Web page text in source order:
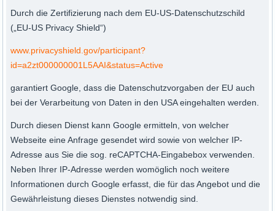
Durch die Zertifizierung nach dem EU-US-Datenschutzschild
(„EU-US Privacy Shield“)
www.privacyshield.gov/participant?
id=a2zt000000001L5AAI&status=Active
garantiert Google, dass die Datenschutzvorgaben der EU auch
bei der Verarbeitung von Daten in den USA eingehalten werden.
Durch diesen Dienst kann Google ermitteln, von welcher
Webseite eine Anfrage gesendet wird sowie von welcher IP-
Adresse aus Sie die sog. reCAPTCHA-Eingabebox verwenden.
Neben Ihrer IP-Adresse werden womöglich noch weitere
Informationen durch Google erfasst, die für das Angebot und die
Gewährleistung dieses Dienstes notwendig sind.